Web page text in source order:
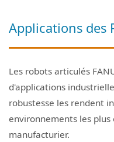
Applications des
Les robots articulés
d'applications
robustesse les rendent
environnements les
manufacturier.